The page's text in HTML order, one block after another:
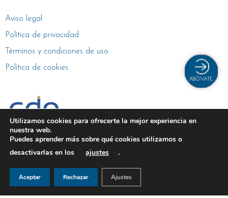
Aviso legal
Política de privacidad
Términos y condiciones de uso
Política de cookies
Gestión de centros deportivos
Utilizamos cookies para ofrecerte la mejor experiencia en
nuestra web.
Puedes aprender más sobre qué cookies utilizamos o
desactivarlas en los
ajustes .
Aceptar Rechazar Ajustes